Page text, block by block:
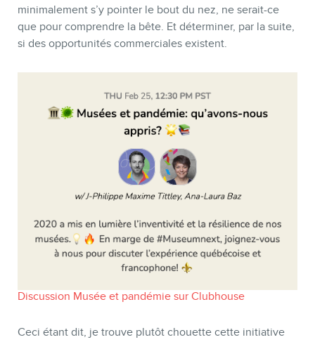
minimalement s’y pointer le bout du nez, ne serait-ce
que pour comprendre la bête. Et déterminer, par la suite,
si des opportunités commerciales existent.
Discussion Musée et pandémie sur Clubhouse
Ceci étant dit, je trouve plutôt chouette cette initiative